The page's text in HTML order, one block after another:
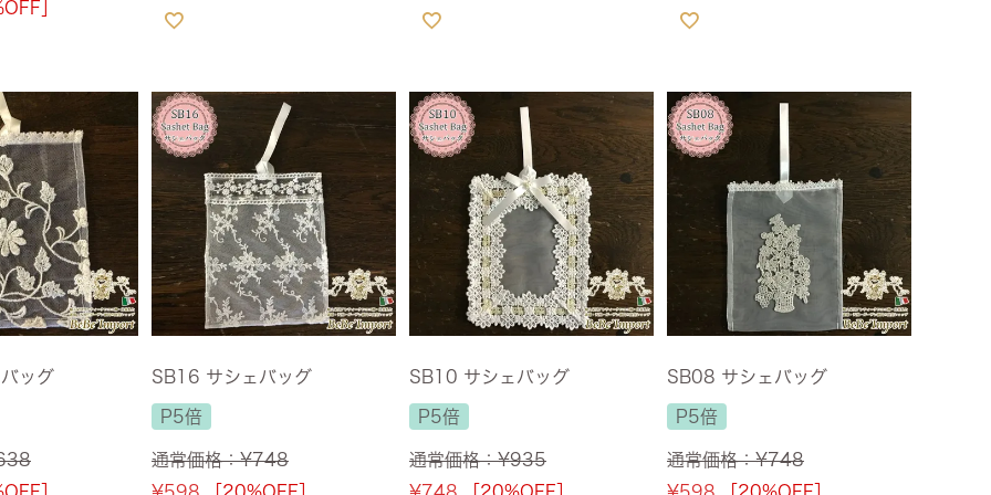
］
ッグ
］
SB16 サシェバッグ
P5倍
通常価格：¥748
¥598 ［20%OFF］
SB10 サシェバッグ
P5倍
通常価格：¥935
¥748 ［20%OFF］
SB08 サシェバッグ
P5倍
通常価格：¥748
¥598 ［20%OFF］